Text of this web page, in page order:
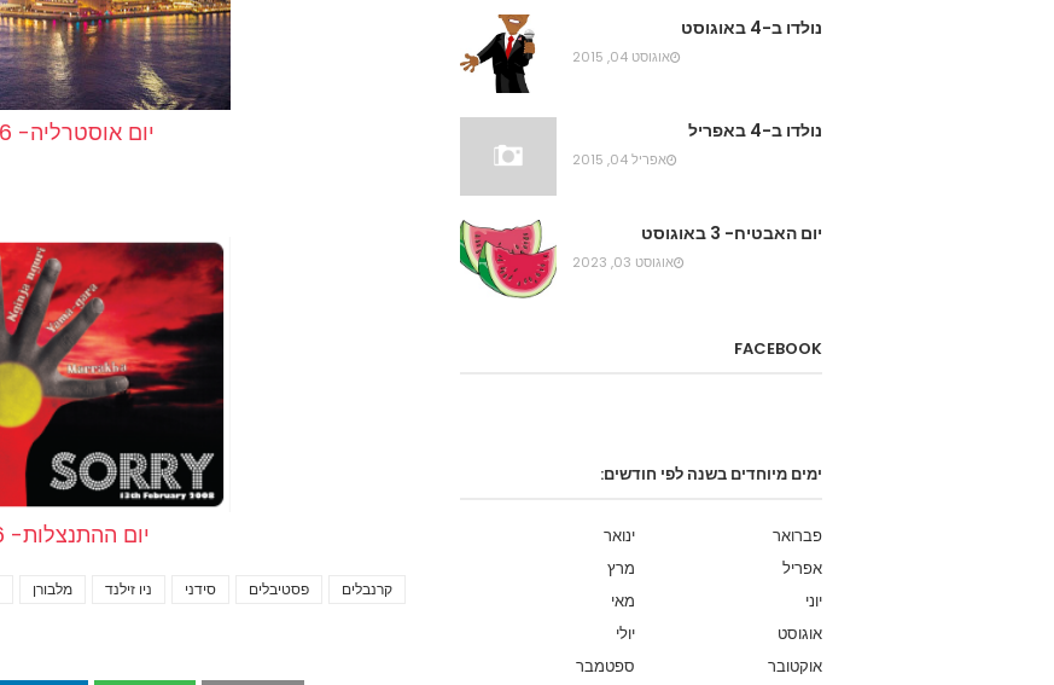
יום אוסטרליה- 26 בינואר
יום ההתנצלות- 26 במאי
מלבורן ניו זילנד סידני פסטיבלים קרנבלים
נולדו ב-4 באוגוסט
אוגוסט 04, 2015
נולדו ב-4 באפריל
אפריל 04, 2015
יום האבטיח- 3 באוגוסט
אוגוסט 03, 2023
FACEBOOK
ימים מיוחדים בשנה לפי חודשים:
ינואר
פברואר
מרץ
אפריל
מאי
יוני
יולי
אוגוסט
ספטמבר
אוקטובר